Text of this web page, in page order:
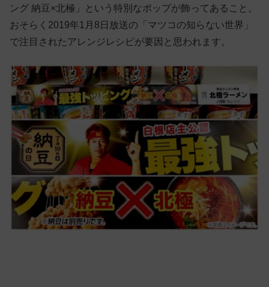
ング 納豆×北極」という特別なポップが飾ってあること。
おそらく2019年1月8日放送の「マツコの知らない世界」
で注目されたアレンジレシピが要因と思われます。